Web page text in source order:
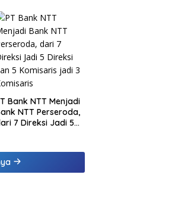
Bank NTT Menjadi
NTT Perseroda,
7 Direksi Jadi 5